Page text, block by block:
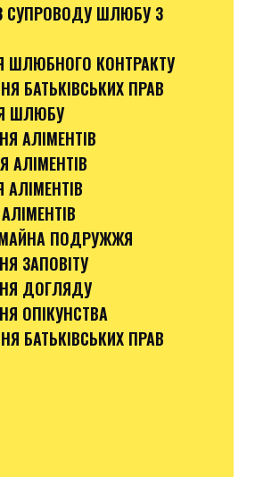
СУПРОВОДУ ШЛЮБУ З
ШЛЮБНОГО КОНТРАКТУ
БАТЬКІВСЬКИХ ПРАВ
ШЛЮБУ
АЛІМЕНТІВ
АЛІМЕНТІВ
ПОДРУЖЖЯ
ЗАПОВІТУ
ДОГЛЯДУ
ОПІКУНСТВА
БАТЬКІВСЬКИХ ПРАВ